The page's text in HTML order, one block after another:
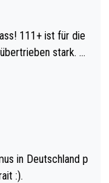
die
stark. U
in Deutschland p
:).